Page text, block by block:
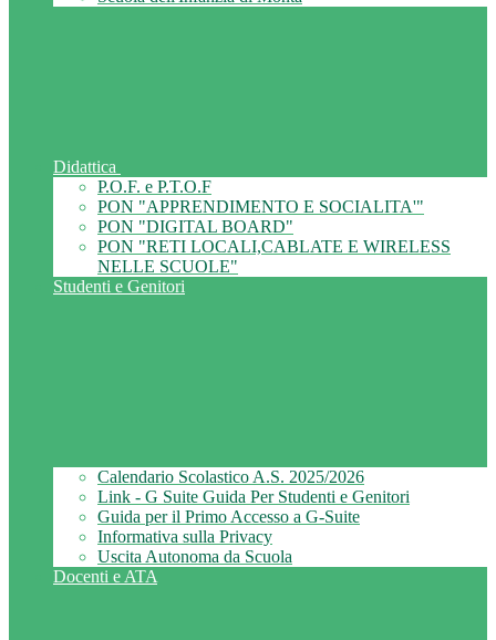
Didattica
P.O.F. e P.T.O.F
PON "APPRENDIMENTO E SOCIALITA'"
PON "DIGITAL BOARD"
PON "RETI LOCALI,CABLATE E WIRELESS
NELLE SCUOLE"
Studenti e Genitori
Calendario Scolastico A.S. 2025/2026
Link - G Suite Guida Per Studenti e Genitori
Guida per il Primo Accesso a G-Suite
Informativa sulla Privacy
Uscita Autonoma da Scuola
Docenti e ATA